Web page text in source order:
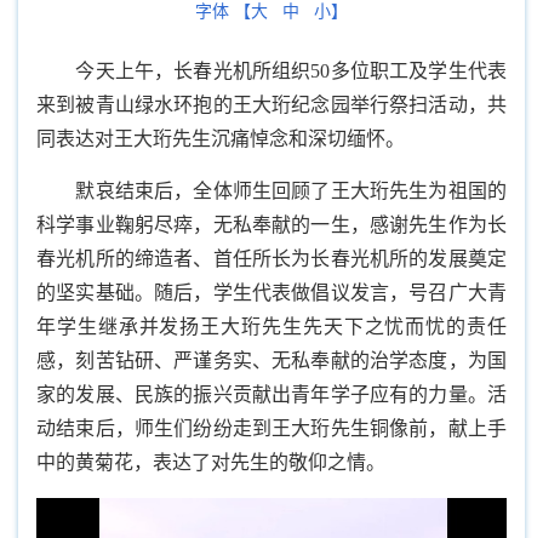
字体 【大 中 小】
今天上午，长春光机所组织50多位职工及学生代表
来到被青山绿水环抱的王大珩纪念园举行祭扫活动，共
同表达对王大珩先生沉痛悼念和深切缅怀。
默哀结束后，全体师生回顾了王大珩先生为祖国的
科学事业鞠躬尽瘁，无私奉献的一生，感谢先生作为长
春光机所的缔造者、首任所长为长春光机所的发展奠定
的坚实基础。随后，学生代表做倡议发言，号召广大青
年学生继承并发扬王大珩先生先天下之忧而忧的责任
感，刻苦钻研、严谨务实、无私奉献的治学态度，为国
家的发展、民族的振兴贡献出青年学子应有的力量。活
动结束后，师生们纷纷走到王大珩先生铜像前，献上手
中的黄菊花，表达了对先生的敬仰之情。